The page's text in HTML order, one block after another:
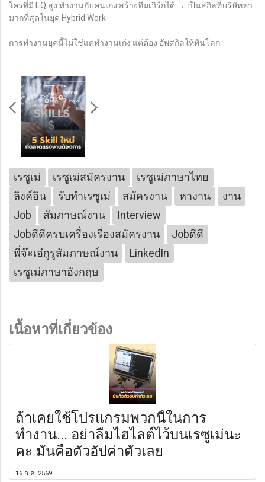
ใครที่มี EQ สูง ทำงานกับคนเก่ง สร้างทีมเวิร์กได้ → เป็นสกิลที่บริษัทหา
มากที่สุดในยุค Hybrid Work
การทำงานยุคนี้ไม่ใช่แค่ทำงานเก่ง แต่ต้อง อัพสกิลให้ทันโลก
เรซูเม่ เรซูเม่สมัครงาน
เรซูเม่ภาษาไทย
ลิงค์อิน
รับทำเรซูเม่ สมัครงาน หางาน
งาน
Job
สัมภาษณ์งาน
Interview
Jobดีดีครบเครื่องเรื่องสมัครงาน
Jobดีดี
พี่จ๊ะเอ๋กูรูสัมภาษณ์งาน
LinkedIn
เรซูเม่ภาษาอังกฤษ
เนื้อหาที่เกี่ยวข้อง
ถ้าเคยใช้โปรแกรมพวกนี้ในการ
ทำงาน... อย่าลืมไฮไลต์ไว้บนเรซูเม่นะ
คะ มันคือตัวอัปค่าตัวเลย
16 ก.ค. 2569